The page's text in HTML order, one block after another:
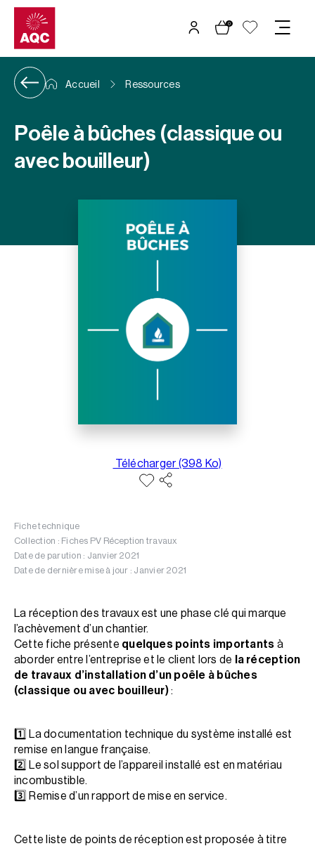
Panneau de gestion des cookies
0
Accueil Ressources
Poêle à bûches (classique ou
avec bouilleur)
Télécharger (398 Ko)
Fiche technique
Collection : Fiches PV Réception travaux
Date de parution : Janvier 2021
Date de dernière mise à jour : Janvier 2021
La réception des travaux est une phase clé qui marque
l’achèvement d’un chantier.
Cette fiche présente quelques points importants à
aborder entre l’entreprise et le client lors de
la réception
de travaux d’installation d’un poêle à bûches
(classique ou avec bouilleur):
1️⃣ La documentation technique du système installé est
remise en langue française.
2️⃣ Le sol support de l’appareil installé est en matériau
incombustible.
3️⃣ Remise d’un rapport de mise en service.
Cette liste de points de réception est proposée à titre